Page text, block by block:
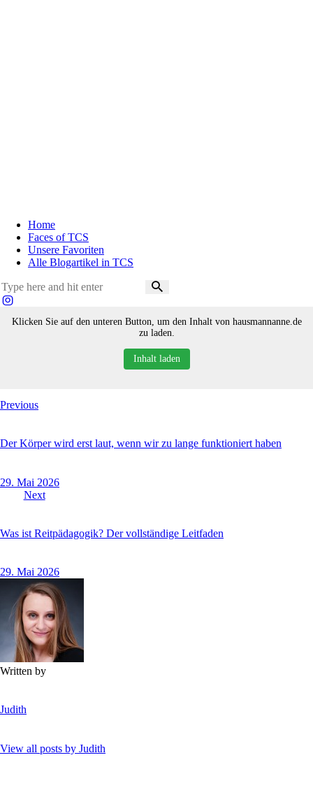
Home
Faces of TCS
Unsere Favoriten
Alle Blogartikel in TCS
Klicken Sie auf den unteren Button, um den Inhalt von hausmannanne.de
zu laden.
Inhalt laden
Beitragsnavigation
Previous
Der Körper wird erst laut, wenn wir zu lange funktioniert haben
29. Mai 2026
Next
Was ist Reitpädagogik? Der vollständige Leitfaden
29. Mai 2026
Written by
Judith
View all posts by Judith